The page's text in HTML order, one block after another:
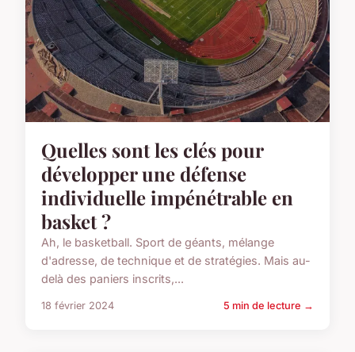
Quelles sont les clés pour
développer une défense
individuelle impénétrable en
basket ?
Ah, le basketball. Sport de géants, mélange
d'adresse, de technique et de stratégies. Mais au-
delà des paniers inscrits,...
18 février 2024 5 min de lecture →